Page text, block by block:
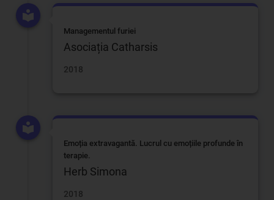
Managementul furiei
Asociația Catharsis
2018
Emoția extravagantă. Lucrul cu emoțiile profunde în
terapie.
Herb Simona
2018